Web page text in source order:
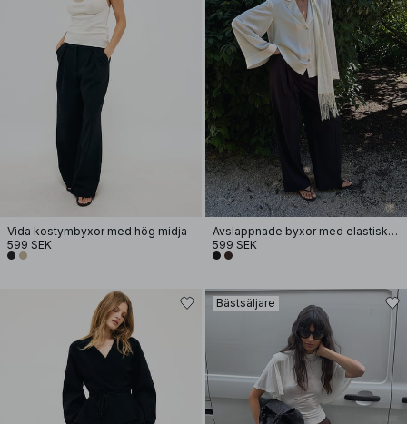
Vida kostymbyxor med hög midja
599 SEK
Avslappnade byxor med elastisk baksida
599 SEK
Bästsäljare